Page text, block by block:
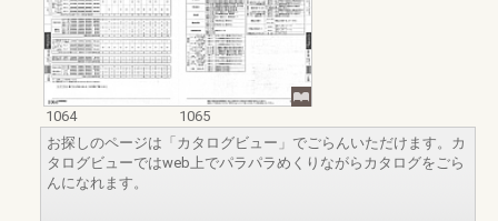
1064
1065
お探しのページは「カタログビュー」でごらんいただけます。カ
タログビューではweb上でパラパラめくりながらカタログをごら
んになれます。